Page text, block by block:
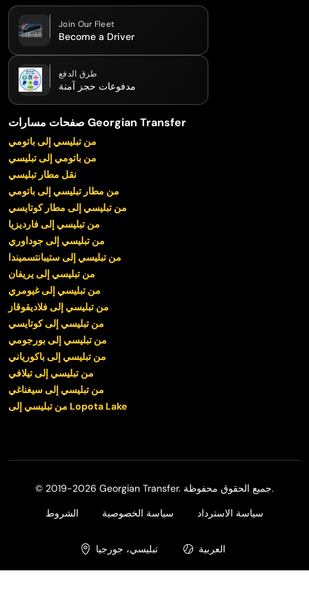
Join Our Fleet
Become a Driver
طرق الدفع
مدفوعات حجز آمنة
صفحات مسارات Georgian Transfer
من تبليسي إلى باتومي
من باتومي إلى تبليسي
نقل مطار تبليسي
من مطار تبليسي إلى باتومي
من تبليسي إلى مطار كوتايسي
من تبليسي إلى فارديزيا
من تبليسي إلى جوداوري
من تبليسي إلى ستيبانتسميندا
من تبليسي إلى يريفان
من تبليسي إلى غيومري
من تبليسي إلى فلاديقوقاز
من تبليسي إلى كوتايسي
من تبليسي إلى بورجومي
من تبليسي إلى باكورياني
من تبليسي إلى تيلافي
من تبليسي إلى سيغناغي
من تبليسي إلى Lopota Lake
© 2019-2026 Georgian Transfer. جميع الحقوق محفوظة.
الشروط
سياسة الخصوصية سياسة الاسترداد
تبليسي، جورجيا العربية